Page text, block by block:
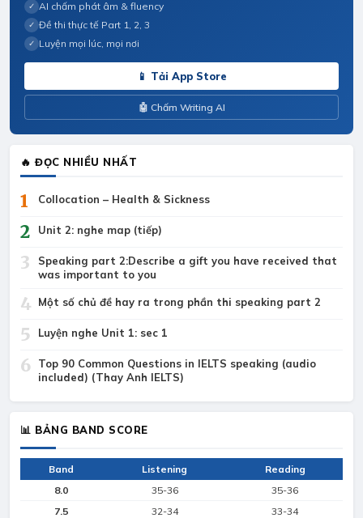
✓ AI chấm phát âm & fluency
✓ Đề thi thực tế Part 1, 2, 3
✓ Luyện mọi lúc, mọi nơi
📱 Tải App Store
🤖 Chấm Writing AI
🔥 ĐỌC NHIỀU NHẤT
1 Collocation – Health & Sickness
2 Unit 2: nghe map (tiếp)
3
Speaking part 2:Describe a gift you have received that
was important to you
4 Một số chủ đề hay ra trong phần thi speaking part 2
5 Luyện nghe Unit 1: sec 1
6
Top 90 Common Questions in IELTS speaking (audio
included) (Thay Anh IELTS)
📊 BẢNG BAND SCORE
Band Listening
Reading
8.0
35-36
35-36
7.5
32-34
33-34